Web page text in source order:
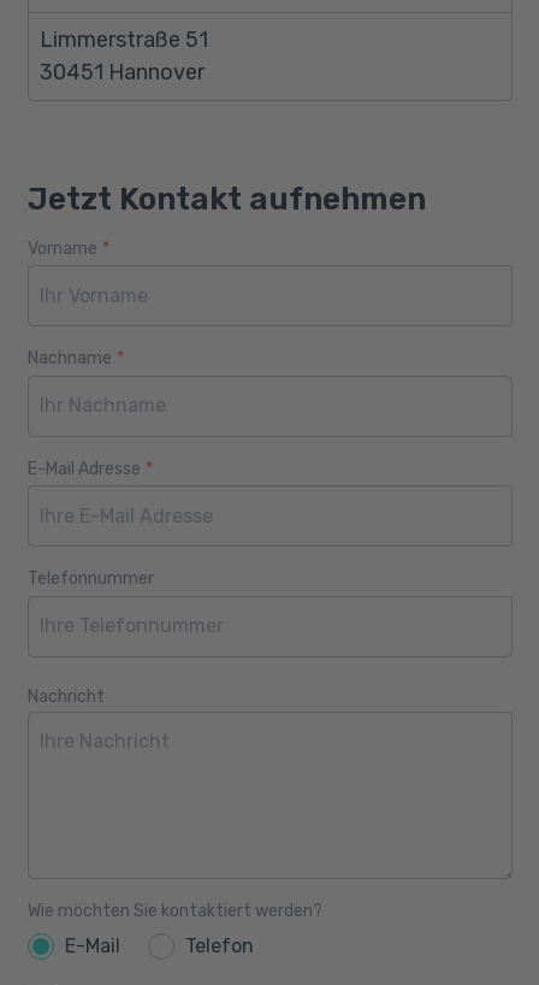
Limmerstraße 51
30451 Hannover
Jetzt Kontakt aufnehmen
Webseite
Alter
Vorname *
Nachname *
E-Mail Adresse *
Telefonnummer
Nachricht
Wie möchten Sie kontaktiert werden?
E-Mail Telefon